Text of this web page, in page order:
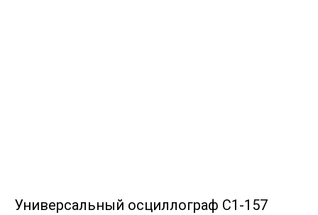
Универсальный осциллограф С1-157